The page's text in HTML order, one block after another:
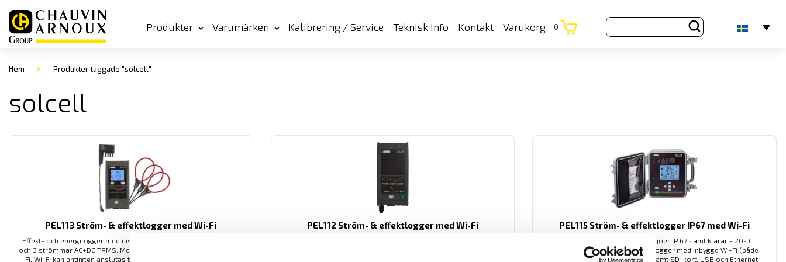
Produkter Varumärken Kalibrering / Service Teknisk Info Kontakt Varukorg 0
Hem Produkter taggade "solcell"
solcell
PEL113 Ström- & effektlogger med Wi-Fi
Effekt- och energilogger med display, mäter upp till 4 spänningar
och 3 strömmar AC+DC TRMS. Med SD-kort, USB, Ethernet samt Wi-
Fi. Wi-Fi kan antingen anslutas till ett nätverk via en server, eller
PEL112 Ström- & effektlogger med Wi-Fi PEL115 Ström- & effektlogger IP67 med Wi-Fi
För energianalys i krävande miljöer IP 67 samt klarar - 20º C.
AC+DC TRMS effekt- och energilogger med inbyggd Wi-Fi (både
access samt Hotspot funktion samt SD-kort, USB och Ethernet